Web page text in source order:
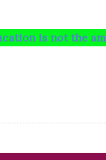
not the amount